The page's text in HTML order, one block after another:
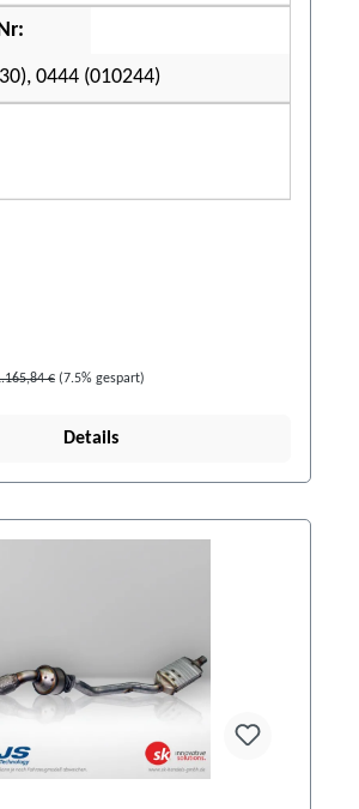
0444 (010244)
€ (7.5% gespart)
Details